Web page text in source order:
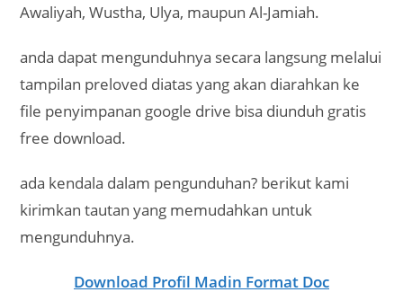
Awaliyah, Wustha, Ulya, maupun Al-Jamiah.
anda dapat mengunduhnya secara langsung melalui
tampilan preloved diatas yang akan diarahkan ke
file penyimpanan google drive bisa diunduh gratis
free download.
ada kendala dalam pengunduhan? berikut kami
kirimkan tautan yang memudahkan untuk
mengunduhnya.
Download Profil Madin Format Doc